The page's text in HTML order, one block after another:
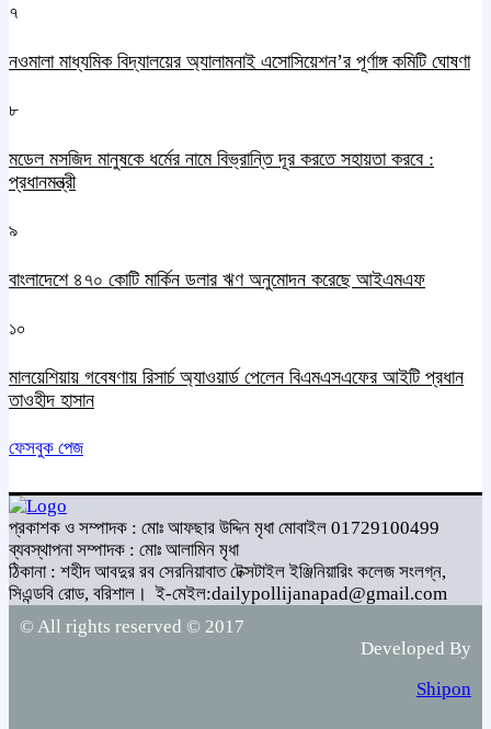
৭
নওমালা মাধ্যমিক বিদ্যালয়ের অ্যালামনাই এসোসিয়েশন’র পূর্ণাঙ্গ কমিটি ঘোষণা
৮
মডেল মসজিদ মানুষকে ধর্মের নামে বিভ্রান্তি দূর করতে সহায়তা করবে :
প্রধানমন্ত্রী
৯
বাংলাদেশে ৪৭০ কোটি মার্কিন ডলার ঋণ অনুমোদন করেছে আইএমএফ
১০
মালয়েশিয়ায় গবেষণায় রিসার্চ অ্যাওয়ার্ড পেলেন বিএমএসএফের আইটি প্রধান
তাওহীদ হাসান
ফেসবুক পেজ
প্রকাশক ও সম্পাদক : মোঃ আফছার উদ্দিন মৃধা মোবাইল 01729100499
ব্যবস্থাপনা সম্পাদক : মোঃ আলামিন মৃধা
ঠিকানা : শহীদ আবদুর রব সেরনিয়াবাত টেক্সটাইল ইঞ্জিনিয়ারিং কলেজ সংলগ্ন,
সিএন্ডবি রোড, বরিশাল। ই-মেইল:dailypollijanapad@gmail.com
© All rights reserved © 2017
Developed By
Shipon